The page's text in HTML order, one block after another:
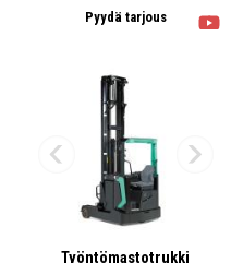
Pyydä tarjous
Työntömastotrukki